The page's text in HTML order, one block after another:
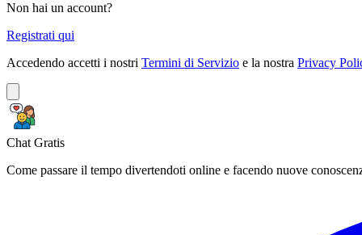
Non hai un account?
Registrati qui
Accedendo accetti i nostri Termini di Servizio e la nostra Privacy
Chat Gratis
Come passare il tempo divertendoti online e facendo nuove